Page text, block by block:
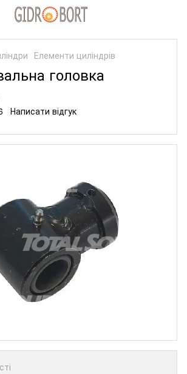
Елементи циліндрів
головка
Написати відгук